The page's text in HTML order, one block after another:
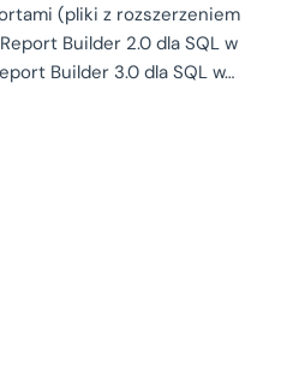
(pliki z rozszerzeniem
Builder 2.0 dla SQL w
Builder 3.0 dla SQL w…